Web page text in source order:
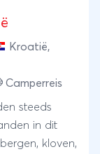
Kroatië,
Camperreis
steeds
in dit
kloven,